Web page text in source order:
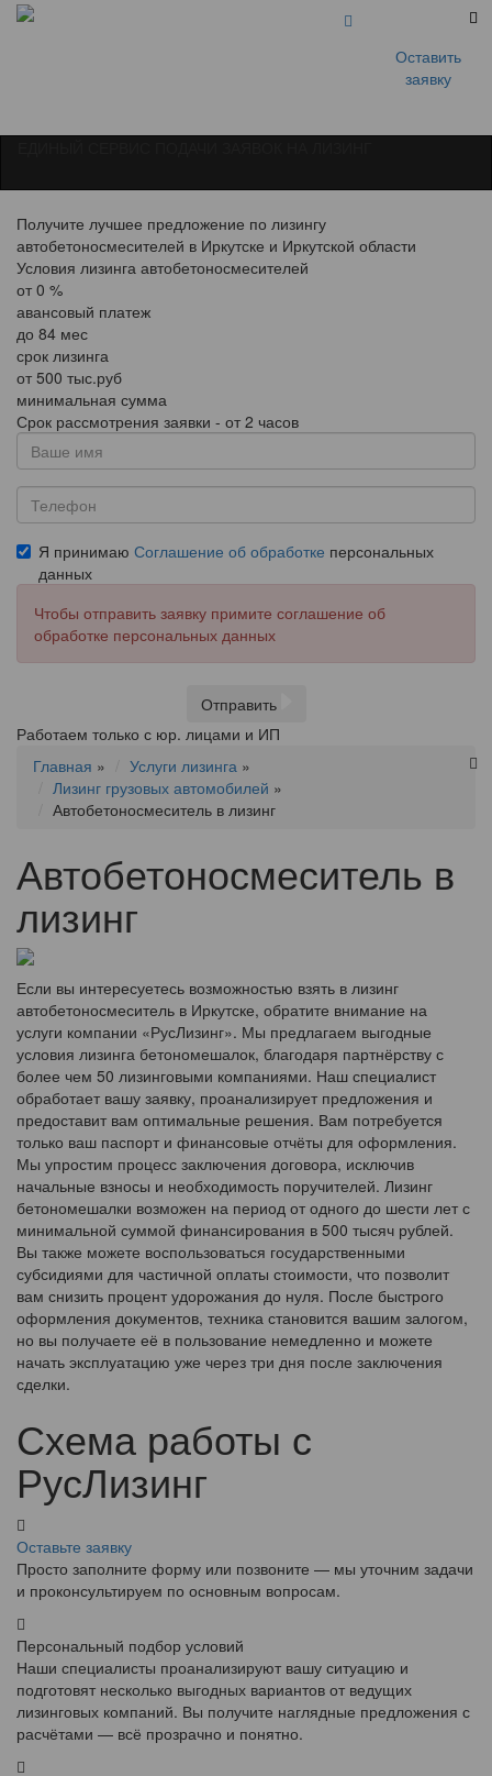
Оставить
заявку
Получите лучшее предложение по лизингу
автобетоносмесителей в Иркутске и Иркутской области
Условия лизинга автобетоносмесителей
от 0 %
авансовый платеж
до 84 мес
срок лизинга
от 500 тыс.руб
минимальная сумма
Срок рассмотрения заявки - от 2 часов
Я принимаю Соглашение об обработке персональных
данных
Чтобы отправить заявку примите соглашение об
обработке персональных данных
Отправить
Работаем только с юр. лицами и ИП
Главная » Услуги лизинга »
Лизинг грузовых автомобилей »
Автобетоносмеситель в лизинг
Автобетоносмеситель в
лизинг
Если вы интересуетесь возможностью взять в лизинг
автобетоносмеситель в Иркутске, обратите внимание на
услуги компании «РусЛизинг». Мы предлагаем выгодные
условия лизинга бетономешалок, благодаря партнёрству с
более чем 50 лизинговыми компаниями. Наш специалист
обработает вашу заявку, проанализирует предложения и
предоставит вам оптимальные решения. Вам потребуется
только ваш паспорт и финансовые отчёты для оформления.
Мы упростим процесс заключения договора, исключив
начальные взносы и необходимость поручителей. Лизинг
бетономешалки возможен на период от одного до шести лет с
минимальной суммой финансирования в 500 тысяч рублей.
Вы также можете воспользоваться государственными
субсидиями для частичной оплаты стоимости, что позволит
вам снизить процент удорожания до нуля. После быстрого
оформления документов, техника становится вашим залогом,
но вы получаете её в пользование немедленно и можете
начать эксплуатацию уже через три дня после заключения
сделки.
Схема работы с
РусЛизинг
Оставьте заявку
Просто заполните форму или позвоните — мы уточним задачи
и проконсультируем по основным вопросам.
Персональный подбор условий
Наши специалисты проанализируют вашу ситуацию и
подготовят несколько выгодных вариантов от ведущих
лизинговых компаний. Вы получите наглядные предложения с
расчётами — всё прозрачно и понятно.